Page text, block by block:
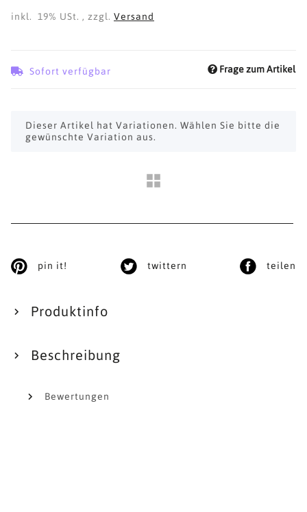
inkl. 19% USt. , zzgl. Versand
Sofort verfügbar Frage zum Artikel
x
Dieser Artikel hat Variationen. Wählen Sie bitte die
gewünschte Variation aus.
pin it! twittern teilen
Produktinfo
Beschreibung
Bewertungen